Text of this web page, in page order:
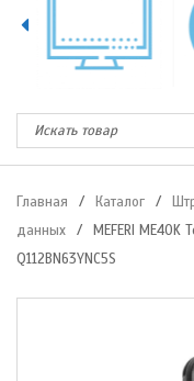
Главная / Каталог /
данных
/
MEFERI
Q112BN63YNC5S